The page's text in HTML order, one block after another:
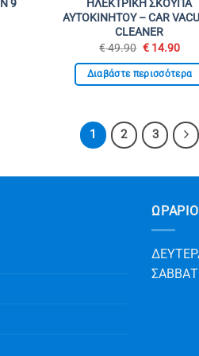
9
ΗΛΕΚΤΡΙΚΗ ΣΚΟΥΠΑ
ΑΥΤΟΚΙΝΗΤΟΥ – CAR
CLEANER
€49.90 Original
was:
€ 49.90.
€14.90Η
Διαβάστε περισσότερα
1 2 3